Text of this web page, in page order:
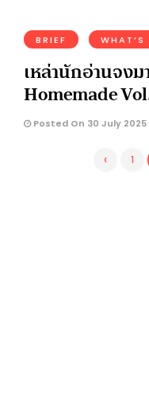
BRIEF WHAT’S
เหล่านักอ่านจง
Homemade
Posted On 30 July 2025
‹ 1